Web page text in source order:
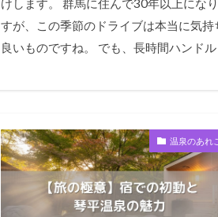
けします。 群馬に住んで30年以上にな
すが、この季節のドライブは本当に気持
良いものですね。 でも、長時間ハンド
温泉のあれ